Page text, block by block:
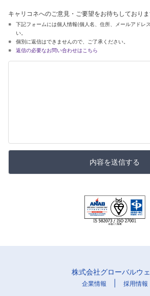
キャリコネへのご意見・ご要望をお待ちしておりま
下記フォームには個人情報(個人名、住所、メールアドレ
い。
個別に返信はできませんので、ご了承ください。
返信の必要なお問い合わせはこちら
内容を送信する
株式会社グローバルウ
企業情報 採用情報